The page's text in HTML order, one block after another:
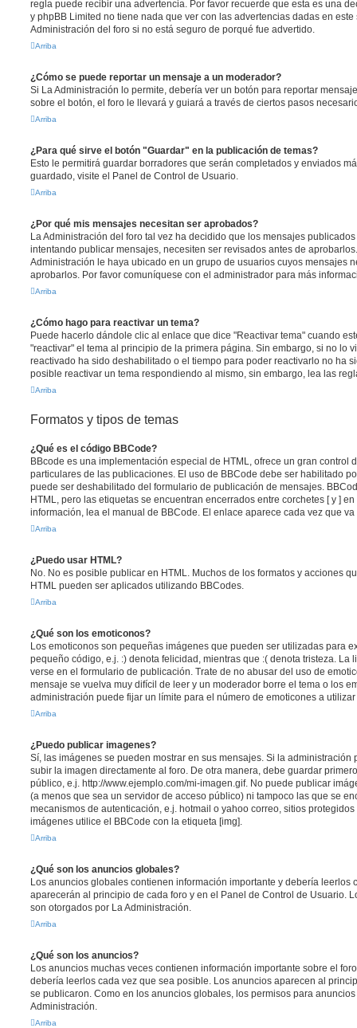
regla puede recibir una advertencia. Por favor recuerde que esta es una
y phpBB Limited no tiene nada que ver con las advertencias dadas en
Administración del foro si no está seguro de porqué fue advertido.
Arriba
¿Cómo se puede reportar un mensaje a un moderador?
Si La Administración lo permite, debería ver un botón para reportar
sobre el botón, el foro le llevará y guiará a través de ciertos pasos
Arriba
¿Para qué sirve el botón "Guardar" en la publicación de temas?
Esto le permitirá guardar borradores que serán completados y enviados
guardado, visite el Panel de Control de Usuario.
Arriba
¿Por qué mis mensajes necesitan ser aprobados?
La Administración del foro tal vez ha decidido que los mensajes
intentando publicar mensajes, necesiten ser revisados antes de
Administración le haya ubicado en un grupo de usuarios cuyos mensajes
aprobarlos. Por favor comuníquese con el administrador para más
Arriba
¿Cómo hago para reactivar un tema?
Puede hacerlo dándole clic al enlace que dice "Reactivar tema" cuando
"reactivar" el tema al principio de la primera página. Sin embargo, si no lo
reactivado ha sido deshabilitado o el tiempo para poder reactivarlo no ha
posible reactivar un tema respondiendo al mismo, sin embargo, lea las
Arriba
Formatos y tipos de temas
¿Qué es el código BBCode?
BBcode es una implementación especial de HTML, ofrece un gran control
particulares de las publicaciones. El uso de BBCode debe ser habilitado
puede ser deshabilitado del formulario de publicación de mensajes.
HTML, pero las etiquetas se encuentran encerrados entre corchetes [ y ]
información, lea el manual de BBCode. El enlace aparece cada vez que
Arriba
¿Puedo usar HTML?
No. No es posible publicar en HTML. Muchos de los formatos y acciones
HTML pueden ser aplicados utilizando BBCodes.
Arriba
¿Qué son los emoticonos?
Los emoticonos son pequeñas imágenes que pueden ser utilizadas para
pequeño código, e.j. :) denota felicidad, mientras que :( denota tristeza. La
verse en el formulario de publicación. Trate de no abusar del uso de
mensaje se vuelva muy difícil de leer y un moderador borre el tema o los
administración puede fijar un límite para el número de emoticones a
Arriba
¿Puedo publicar imagenes?
Sí, las imágenes se pueden mostrar en sus mensajes. Si la administración
subir la imagen directamente al foro. De otra manera, debe guardar
público, e.j. http://www.ejemplo.com/mi-imagen.gif. No puede publicar
(a menos que sea un servidor de acceso público) ni tampoco las que se
mecanismos de autenticación, e.j. hotmail o yahoo correo, sitios
imágenes utilice el BBCode con la etiqueta [img].
Arriba
¿Qué son los anuncios globales?
Los anuncios globales contienen información importante y debería leerlos
aparecerán al principio de cada foro y en el Panel de Control de Usuario.
son otorgados por La Administración.
Arriba
¿Qué son los anuncios?
Los anuncios muchas veces contienen información importante sobre el
debería leerlos cada vez que sea posible. Los anuncios aparecen al
se publicaron. Como en los anuncios globales, los permisos para
Administración.
Arriba